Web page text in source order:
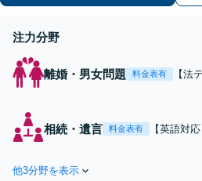
注力分野
離婚・男女問題 料金表有
【法
屈せ
相続・遺言 料金表有
【英語対
他3分野を表示